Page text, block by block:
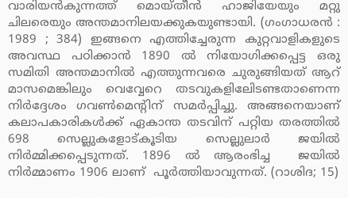
വാരിയന്‍കുന്നത്ത് മൊയ്തീന്‍ ഹാജിയേയും മറ്റു
ചിലരെയും അന്തമാനിലയക്കുകയുണ്ടായി. (ഗംഗാധരന്‍ :
1989 ; 384) ഇങ്ങനെ എത്തിച്ചേരുന്ന കുറ്റവാളികളുടെ
അവസ്ഥ പഠിക്കാന്‍ 1890 ല്‍ നിയോഗിക്കപ്പെട്ട ഒരു
സമിതി അന്തമാനില്‍ എത്തുന്നവരെ ചുരുങ്ങിയത് ആറ്
മാസമെങ്കിലും വെവ്വേറെ തടവുകളിലിേടണ്ടതാണെന്ന
നിര്‍ദ്ദേശം ഗവണ്‍മെന്റിന് സമര്‍പ്പിച്ചു. അങ്ങനെയാണ്
കലാപകാരികള്‍ക്ക് ഏകാന്ത തടവിന് പറ്റിയ തരത്തില്‍
698 സെല്ലുകളോട്കൂടിയ സെല്ലുലാര്‍ ജയില്‍
നിര്‍മ്മിക്കപ്പെടുന്നത്. 1896 ല്‍ ആരംഭിച്ച ജയില്‍
നിര്‍മ്മാണം 1906 ലാണ് പൂര്‍ത്തിയാവുന്നത്. (റാശിദ; 15)